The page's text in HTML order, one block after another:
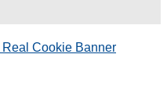
Cookie Banner